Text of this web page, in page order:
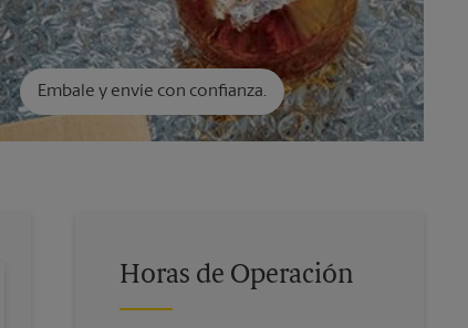
Embale y envíe con confianza.
Horas de Operación